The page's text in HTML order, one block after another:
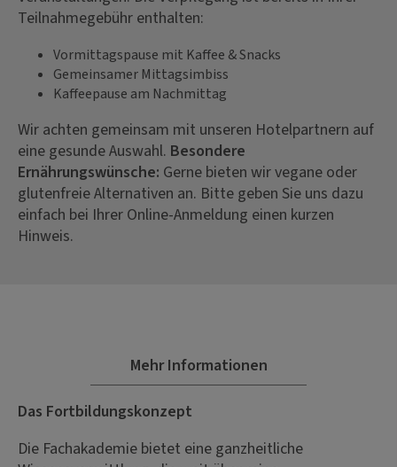
Teilnahmegebühr enthalten:
Vormittagspause mit Kaffee & Snacks
Gemeinsamer Mittagsimbiss
Kaffeepause am Nachmittag
Wir achten gemeinsam mit unseren Hotelpartnern auf
eine gesunde Auswahl. Besondere
Ernährungswünsche: Gerne bieten wir vegane oder
glutenfreie Alternativen an. Bitte geben Sie uns dazu
einfach bei Ihrer Online-Anmeldung einen kurzen
Hinweis.
Mehr Informationen
Das Fortbildungskonzept
Die Fachakademie bietet eine ganzheitliche